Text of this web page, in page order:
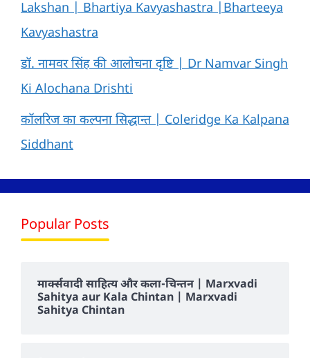
Lakshan | Bhartiya Kavyashastra |Bharteeya
Kavyashastra
डॉ. नामवर सिंह की आलोचना दृष्टि | Dr Namvar Singh
Ki Alochana Drishti
कॉलरिज का कल्पना सिद्धान्त | Coleridge Ka Kalpana
Siddhant
Popular Posts
मार्क्सवादी साहित्य और कला-चिन्तन | Marxvadi
Sahitya aur Kala Chintan | Marxvadi
Sahitya Chintan